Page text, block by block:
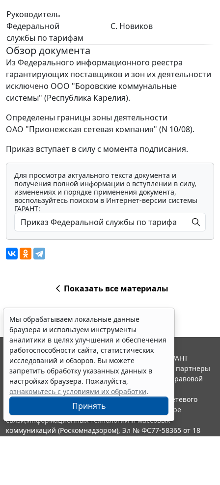
Руководитель
Федеральной
службы по тарифам
С. Новиков
Обзор документа
Из Федерального информационного реестра
гарантирующих поставщиков и зон их деятельности
исключено ООО "Боровские коммунальные
системы" (Республика Карелия).
Определены границы зоны деятельности
ОАО "Прионежская сетевая компания" (N 10/08).
Приказ вступает в силу с момента подписания.
Для просмотра актуального текста документа и
получения полной информации о вступлении в силу,
изменениях и порядке применения документа,
воспользуйтесь поиском в Интернет-версии системы
ГАРАНТ:
Показать все материалы
Мы обрабатываем локальные данные
браузера и используем инструменты
аналитики в целях улучшения и обеспечения
работоспособности сайта, статистических
исследований и обзоров. Вы можете
запретить обработку указанных данных в
настройках браузера. Пожалуйста,
ознакомьтесь с условиями их обработки.
Принять
© ООО "НПП "ГАРАНТ-СЕРВИС", 2026. Система ГАРАНТ
выпускается с 1990 года. Компания "Гарант" и ее партнеры
являются участниками Российской ассоциации правовой
информации ГАРАНТ.
Портал ГАРАНТ.РУ зарегистрирован в качестве сетевого
издания Федеральной службой по надзору в сфере
связи,информационных технологий и массовых
коммуникаций (Роскомнадзором), Эл № ФС77-58365 от 18